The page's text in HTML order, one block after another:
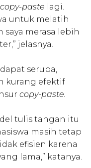
copy-paste lagi.
untuk melatih
merasa lebih
jelasnya.
serupa,
kurang efektif
copy-paste.
tulis tangan itu
masih tetap
efisien karena
lama,” katanya.